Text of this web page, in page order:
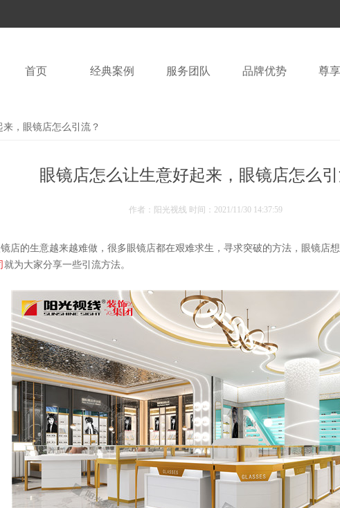
首页 经典案例 服务团队 品牌优势 尊
，眼镜店怎么引流？
眼镜店怎么让生意好起来，眼镜店怎么引
作者：阳光视线 时间： 2021/11/30 14:37:59
店的生意越来越难做，很多眼镜店都在艰难求生，寻求突破的方法，眼镜店
就为大家分享一些引流方法。